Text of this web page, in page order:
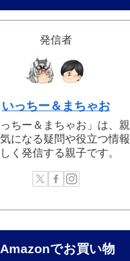
発信者
いっちー＆まちゃお
っちー＆まちゃお」は、親
になる疑問や役立つ情報
く発信する親子です。
でお買い物